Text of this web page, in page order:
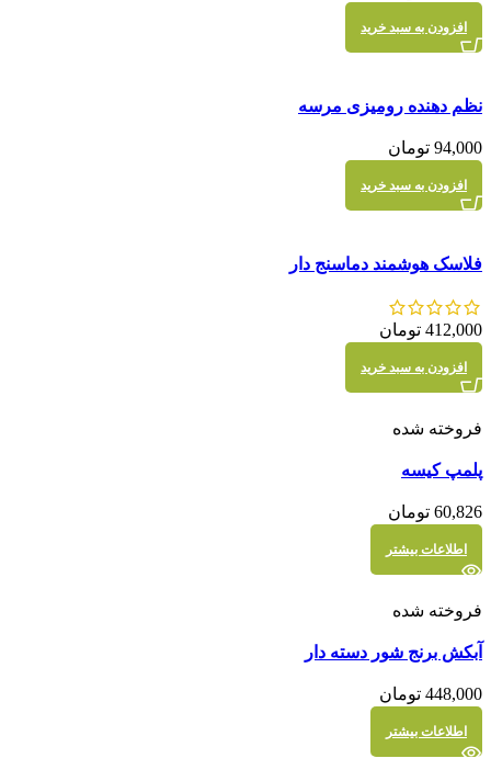
افزودن به سبد خرید
نمایش سریع
نظم دهنده رومیزی مرسه
94,000 تومان
افزودن به سبد خرید
نمایش سریع
فلاسک هوشمند دماسنج دار
412,000 تومان
افزودن به سبد خرید
فروخته شده
نمایش سریع
پلمپ کیسه
60,826 تومان
اطلاعات بیشتر
فروخته شده
نمایش سریع
آبکش برنج شور دسته دار
448,000 تومان
اطلاعات بیشتر